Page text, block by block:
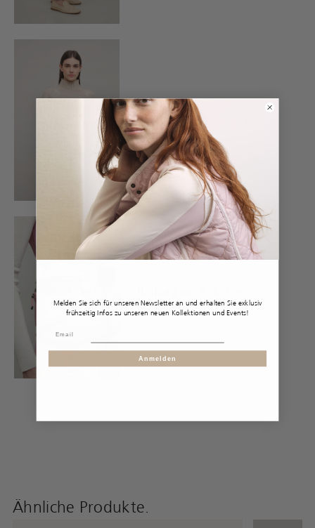
Strickpullover mit
Skifahrermotiv - TinaMulti
€700,00
€250,00
Ähnliche Produkte.
Melden Sie sich für unseren Newsletter an und erhalten Sie exklusiv
frühzeitig Infos zu unseren neuen Kollektionen und Events!
Anmelden